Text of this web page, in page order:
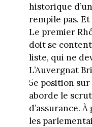
historique
rempile pas. Et
Le premier
doit se
liste, qui ne
L’Auvergnat
5e position sur
aborde le
d’assurance.
les